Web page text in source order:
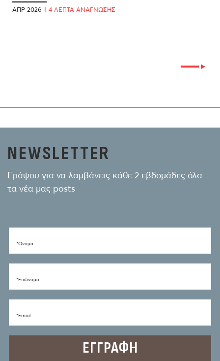
ΑΠΡ 2026 | 4 ΛΕΠΤΑ ΑΝΑΓΝΩΣΗΣ
NEWSLETTER
Γράψου για να λαμβάνεις κάθε 2 εβδομάδες όλα
τα νέα μας posts
*Όνομα
*Eπώνυμο
*Email